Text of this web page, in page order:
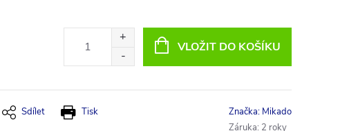
VLOŽIT DO KOŠÍKU
Tisk
Sdílet Značka: Mikado
Záruka: 2 roky